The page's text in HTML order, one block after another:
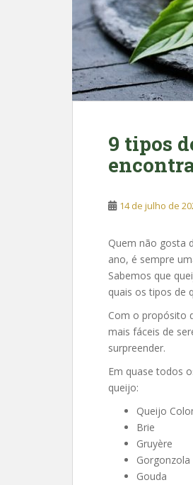
9 tipos
14 de julho de
Quem não gosta
ano, é sempre
Sabemos que
quais os tipos de
Com o propósito
mais fáceis de
surpreender.
Em quase todos
queijo:
Queijo
Brie
Gruyère
Gorgonzola
Gouda